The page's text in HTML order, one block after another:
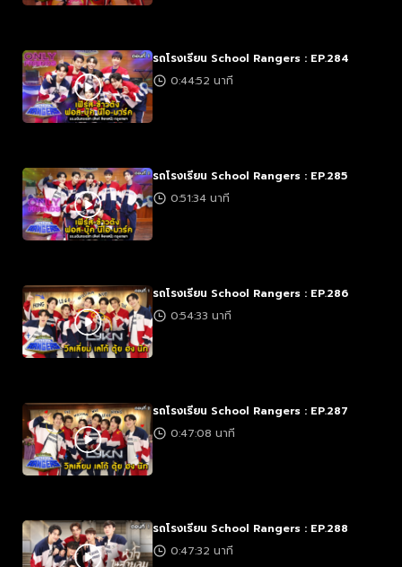
รถโรงเรียน School Rangers : EP.284
0:44:52 นาที
รถโรงเรียน School Rangers : EP.285
0:51:34 นาที
รถโรงเรียน School Rangers : EP.286
0:54:33 นาที
รถโรงเรียน School Rangers : EP.287
0:47:08 นาที
รถโรงเรียน School Rangers : EP.288
0:47:32 นาที